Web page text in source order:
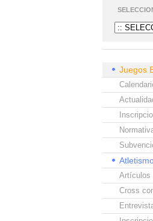
Juegos
Artículos
Cross